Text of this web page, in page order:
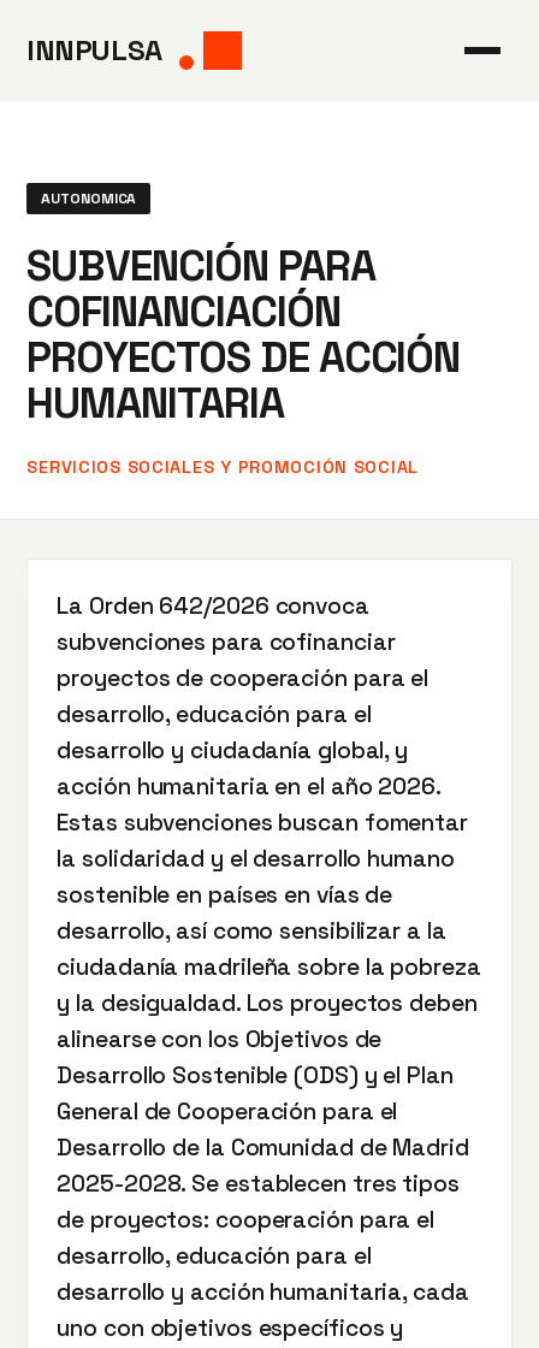
INNPULSA
AUTONOMICA
SUBVENCIÓN PARA
COFINANCIACIÓN
PROYECTOS DE ACCIÓN
HUMANITARIA
SERVICIOS SOCIALES Y PROMOCIÓN SOCIAL
La Orden 642/2026 convoca
subvenciones para cofinanciar
proyectos de cooperación para el
desarrollo, educación para el
desarrollo y ciudadanía global, y
acción humanitaria en el año 2026.
Estas subvenciones buscan fomentar
la solidaridad y el desarrollo humano
sostenible en países en vías de
desarrollo, así como sensibilizar a la
ciudadanía madrileña sobre la pobreza
y la desigualdad. Los proyectos deben
alinearse con los Objetivos de
Desarrollo Sostenible (ODS) y el Plan
General de Cooperación para el
Desarrollo de la Comunidad de Madrid
2025-2028. Se establecen tres tipos
de proyectos: cooperación para el
desarrollo, educación para el
desarrollo y acción humanitaria, cada
uno con objetivos específicos y